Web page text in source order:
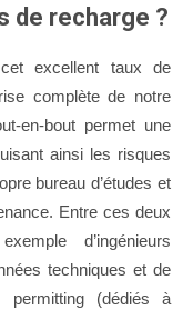
de recharge ?
excellent taux de
complète de notre
en-bout permet une
ainsi les risques
bureau d’études et
Entre ces deux
d’ingénieurs
techniques et de
permitting (dédiés à